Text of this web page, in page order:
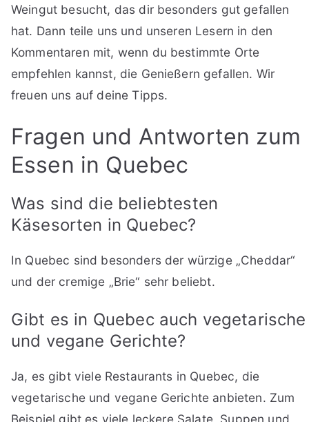
Weingut besucht, das dir besonders gut gefallen
hat. Dann teile uns und unseren Lesern in den
Kommentaren mit, wenn du bestimmte Orte
empfehlen kannst, die Genießern gefallen. Wir
freuen uns auf deine Tipps.
Fragen und Antworten zum
Essen in Quebec
Was sind die beliebtesten
Käsesorten in Quebec?
In Quebec sind besonders der würzige „Cheddar“
und der cremige „Brie“ sehr beliebt.
Gibt es in Quebec auch vegetarische
und vegane Gerichte?
Ja, es gibt viele Restaurants in Quebec, die
vegetarische und vegane Gerichte anbieten. Zum
Beispiel gibt es viele leckere Salate, Suppen und